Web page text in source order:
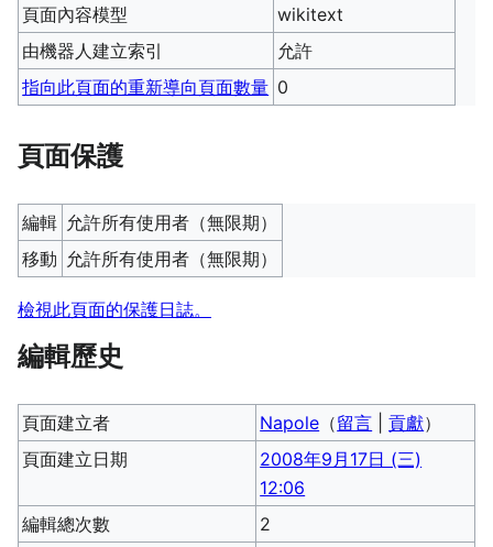
頁面內容模型
wikitext
由機器人建立索引
允許
指向此頁面的重新導向頁面數量 0
頁面保護
編輯 允許所有使用者​（無限期）
移動 允許所有使用者​（無限期）
檢視此頁面的保護日誌。
編輯歷史
頁面建立者 Napole （留言 |貢獻）
頁面建立日期
2008年9月17日 (三)
12:06
編輯總次數
2